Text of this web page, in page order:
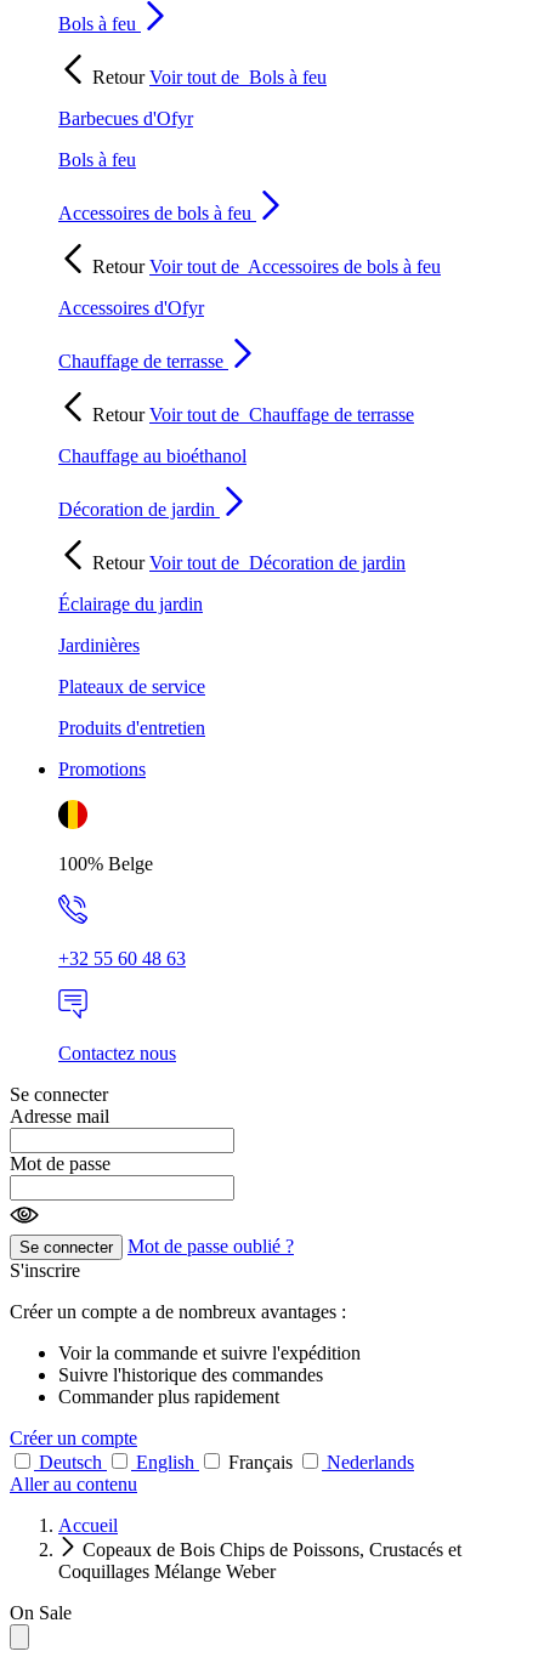
Bols à feu
RetourVoir tout de Bols à feu
Barbecues d'Ofyr
Bols à feu
Accessoires de bols à feu
RetourVoir tout de Accessoires de bols à feu
Accessoires d'Ofyr
Chauffage de terrasse
RetourVoir tout de Chauffage de terrasse
Chauffage au bioéthanol
Décoration de jardin
RetourVoir tout de Décoration de jardin
Éclairage du jardin
Jardinières
Plateaux de service
Produits d'entretien
Promotions
100% Belge
+32 55 60 48 63
Contactez nous
Se connecter
Adresse mail
Mot de passe
Se connecter
Mot de passe oublié ?
S'inscrire
Créer un compte a de nombreux avantages :
Voir la commande et suivre l'expédition
Suivre l'historique des commandes
Commander plus rapidement
Créer un compte
Deutsch
English Français
Nederlands
Aller au contenu
Accueil
Copeaux de Bois Chips de Poissons, Crustacés et
Coquillages Mélange Weber
On Sale